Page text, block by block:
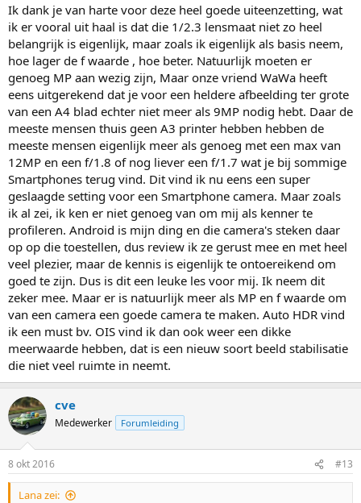
Ik dank je van harte voor deze heel goede uiteenzetting, wat
ik er vooral uit haal is dat die 1/2.3 lensmaat niet zo heel
belangrijk is eigenlijk, maar zoals ik eigenlijk als basis neem,
hoe lager de f waarde , hoe beter. Natuurlijk moeten er
genoeg MP aan wezig zijn, Maar onze vriend WaWa heeft
eens uitgerekend dat je voor een heldere afbeelding ter grote
van een A4 blad echter niet meer als 9MP nodig hebt. Daar de
meeste mensen thuis geen A3 printer hebben hebben de
meeste mensen eigenlijk meer als genoeg met een max van
12MP en een f/1.8 of nog liever een f/1.7 wat je bij sommige
Smartphones terug vind. Dit vind ik nu eens een super
geslaagde setting voor een Smartphone camera. Maar zoals
ik al zei, ik ken er niet genoeg van om mij als kenner te
profileren. Android is mijn ding en die camera's steken daar
op op die toestellen, dus review ik ze gerust mee en met heel
veel plezier, maar de kennis is eigenlijk te ontoereikend om
goed te zijn. Dus is dit een leuke les voor mij. Ik neem dit
zeker mee. Maar er is natuurlijk meer als MP en f waarde om
van een camera een goede camera te maken. Auto HDR vind
ik een must bv. OIS vind ik dan ook weer een dikke
meerwaarde hebben, dat is een nieuw soort beeld stabilisatie
die niet veel ruimte in neemt.
cve
Medewerker Forumleiding
8 okt 2016 #13
Lana zei: